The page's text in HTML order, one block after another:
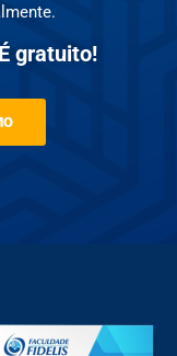
gratuito!